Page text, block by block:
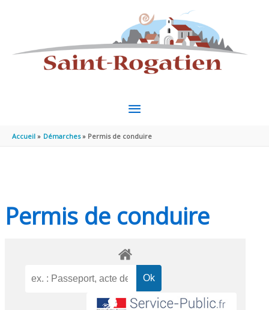
MENU
PRINCIPAL
Accueil Démarches Permis de conduire
Permis de conduire